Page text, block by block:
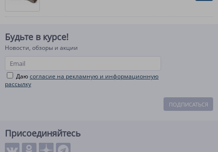
Будьте в курсе!
Новости, обзоры и акции
Даюсогласие на рекламную и информационную
рассылку
ПОДПИСАТЬСЯ
Присоединяйтесь